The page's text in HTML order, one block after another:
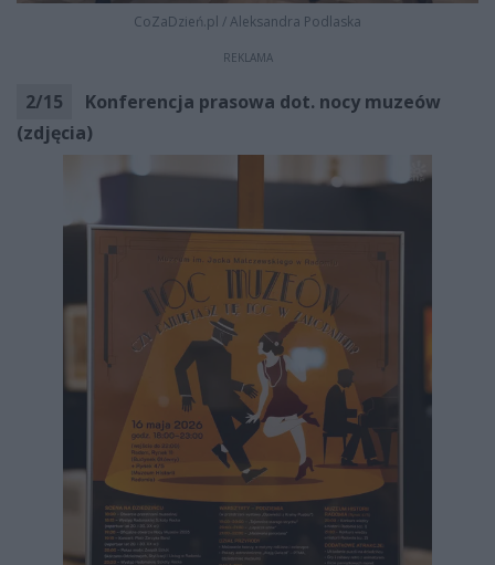
CoZaDzień.pl /Aleksandra Podlaska
REKLAMA
2/15
Konferencja prasowa dot. nocy muzeów
(zdjęcia)